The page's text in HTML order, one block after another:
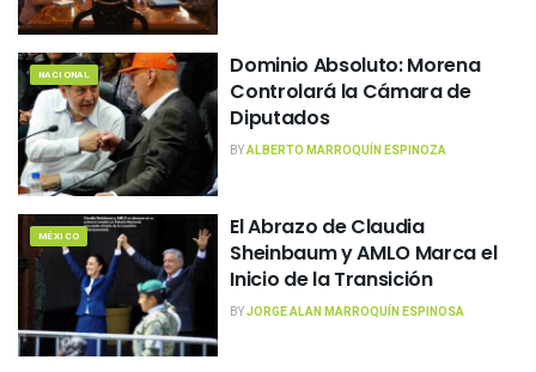
NACIONAL
Dominio Absoluto: Morena
Controlará la Cámara de
Diputados
BYALBERTO MARROQUÍN ESPINOZA
MÉXICO
El Abrazo de Claudia
Sheinbaum y AMLO Marca el
Inicio de la Transición
BYJORGE ALAN MARROQUÍN ESPINOSA